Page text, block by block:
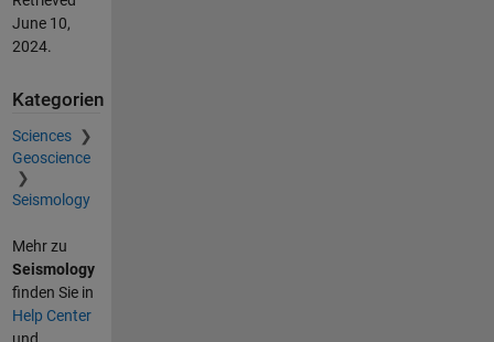
June 10,
2024.
Kategorien
Sciences
Geoscience
Seismology
Mehr zu
Seismology
finden Sie in
Help Center